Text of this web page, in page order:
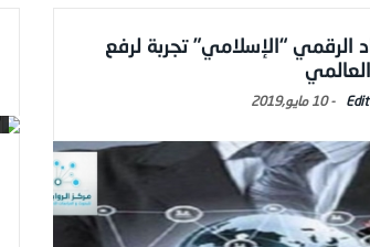
الرقمي “الإسلامي” تجربة لرفع
العالمي
-10 مايو,2019